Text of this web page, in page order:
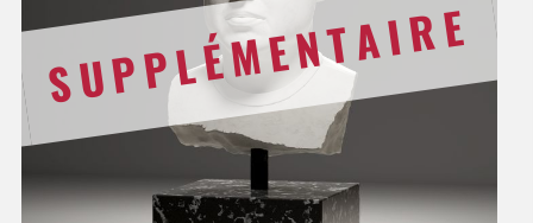
SUPPLÉMENTAIRE